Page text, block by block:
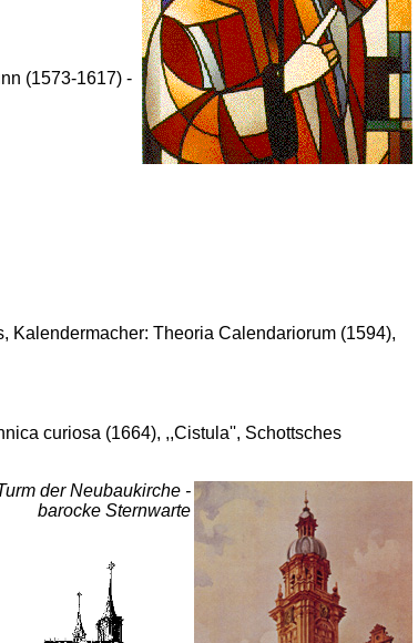
(1573-1617) -
Kalendermacher: Theoria Calendariorum (1594),
curiosa (1664), ,,Cistula'', Schottsches
der Neubaukirche -
barocke Sternwarte